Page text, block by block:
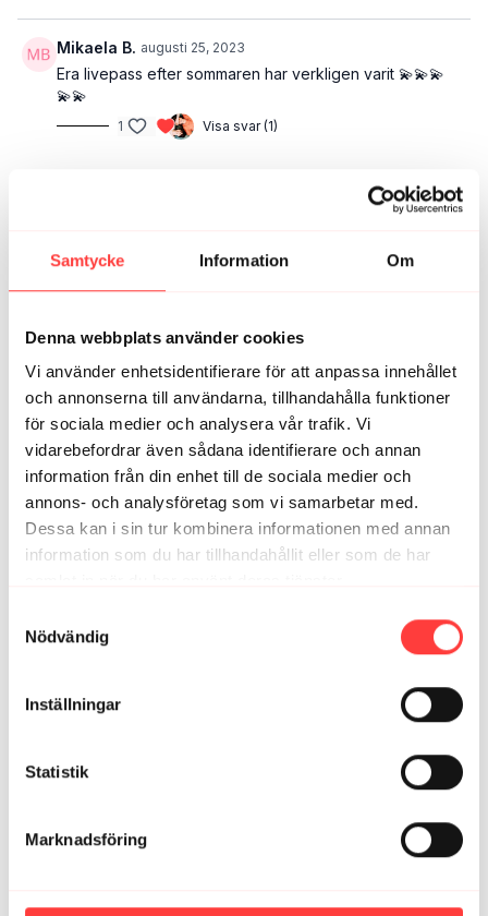
Samtycke Information Om
Denna webbplats använder cookies
Vi använder enhetsidentifierare för att anpassa innehållet
och annonserna till användarna, tillhandahålla funktioner
för sociala medier och analysera vår trafik. Vi
vidarebefordrar även sådana identifierare och annan
information från din enhet till de sociala medier och
annons- och analysföretag som vi samarbetar med.
Dessa kan i sin tur kombinera informationen med annan
information som du har tillhandahållit eller som de har
Nödvändig
Inställningar
Statistik
Marknadsföring
Mikaela B. augusti 25, 2023
Era livepass efter sommaren har verkligen varit 💫💫💫
💫💫
1 Visa svar (1)
Mötte er på min joggtur när ni nog förmodligen var på
idag! Bra att jag blev påmind 🙂 och att passet finns
kvar här - det ser jag fram emot att ta mig an imorgon!
Tack för bra träning! 🥳
HannaS augusti 23, 2023
Det blev sent onsdags-pass för mig istället, men ååå så
skönt! Bra pass & grymt nöjd att det blev av 👍🏻😅
1
Relaterade videor
LIVE 4/3-25. Mjukstart, styrkecirkel och stretch för hela kroppen